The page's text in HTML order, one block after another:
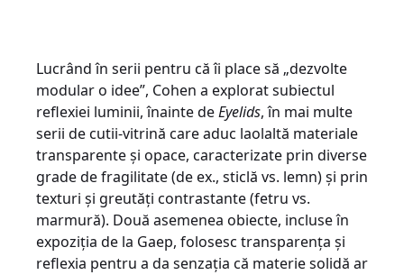
Lucrând în serii pentru că îi place să „dezvolte
modular o idee”, Cohen a explorat subiectul
reflexiei luminii, înainte deEyelids, în mai multe
serii de cutii-vitrină care aduc laolaltă materiale
transparente și opace, caracterizate prin diverse
grade de fragilitate (de ex., sticlă vs. lemn) și prin
texturi și greutăți contrastante (fetru vs.
marmură). Două asemenea obiecte, incluse în
expoziția de la Gaep, folosesc transparența și
reflexia pentru a da senzația că materie solidă ar